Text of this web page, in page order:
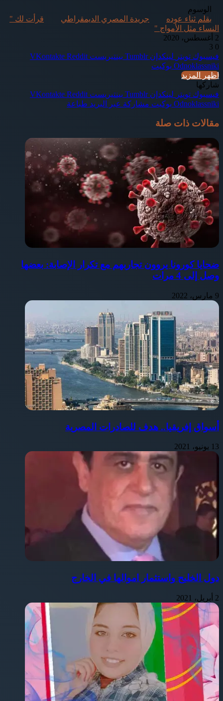
الوسوم
بقلم ثناء عوده
جريدة المصري الديمقراطي
قرأت لك "
النساء مثل الأمواج "
2 أغسطس، 2020
0
فيسبوك تويتر لينكدإن بينتيريست
Odnoklassniki بوكيت
اظهر المزيد
شاركها
فيسبوك تويتر لينكدإن بينتيريست
Odnoklassniki بوكيت مشاركة عبر البريد طباعة
مقالات ذات صلة
ضحايا كورونا يروون تجاربهم مع تكرار الإصابة: بعضها
وصل إلى 4 مرات
9 مارس، 2022
أسواق إفريقيا.. هدف للصادرات المصرية
13 يونيو، 2021
دول الخليح واستثمار اموالها في الخارج
2 أبريل، 2021